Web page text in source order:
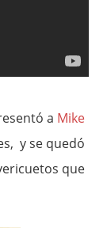
a Mike
y se quedó
que